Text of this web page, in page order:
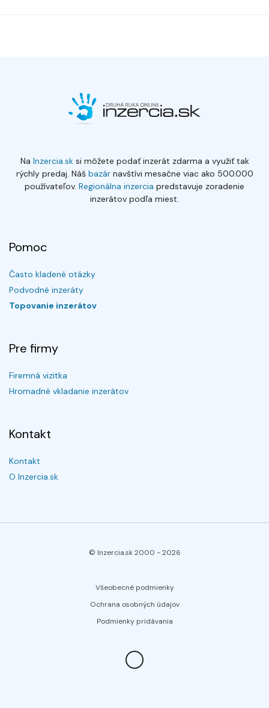
Na Inzercia.sksi môžete podať inzerát zdarma a využiť tak
rýchly predaj. Náš bazárnavštívi mesačne viac ako 500.000
používateľov. Regionálna inzercia predstavuje zoradenie
inzerátov podľa miest.
Pomoc
Často kladené otázky
Podvodné inzeráty
Topovanie inzerátov
Pre firmy
Firemná vizitka
Hromadné vkladanie inzerátov
Kontakt
Kontakt
O Inzercia.sk
© Inzercia.sk 2000 -2026
Všeobecné podmienky
Ochrana osobných údajov
Podmienky pridávania